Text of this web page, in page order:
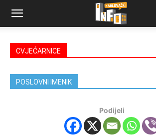
CVJEĆARNICE
POSLOVNI IMENIK
Podijeli